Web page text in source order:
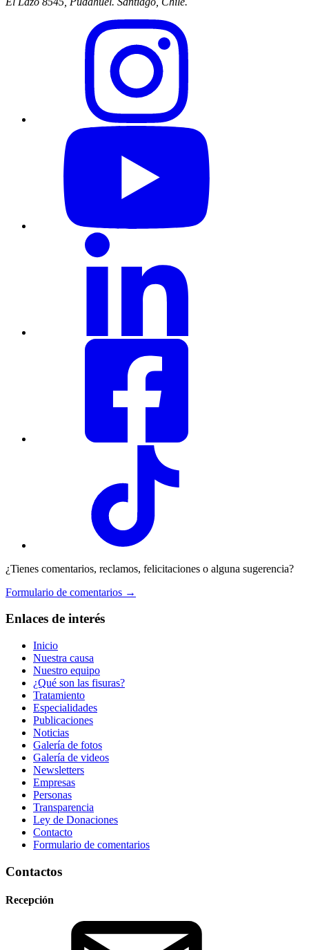
¿Tienes comentarios, reclamos, felicitaciones o alguna sugerencia?
Formulario de comentarios →
Enlaces de interés
Inicio
Nuestra causa
Nuestro equipo
¿Qué son las fisuras?
Tratamiento
Especialidades
Publicaciones
Noticias
Galería de fotos
Galería de videos
Newsletters
Empresas
Personas
Transparencia
Ley de Donaciones
Contacto
Formulario de comentarios
Contactos
Recepción